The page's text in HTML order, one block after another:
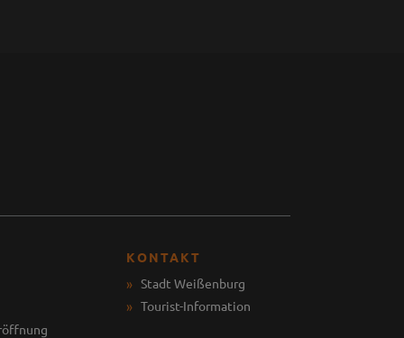
KONTAKT
Stadt Weißenburg
Tourist-Information